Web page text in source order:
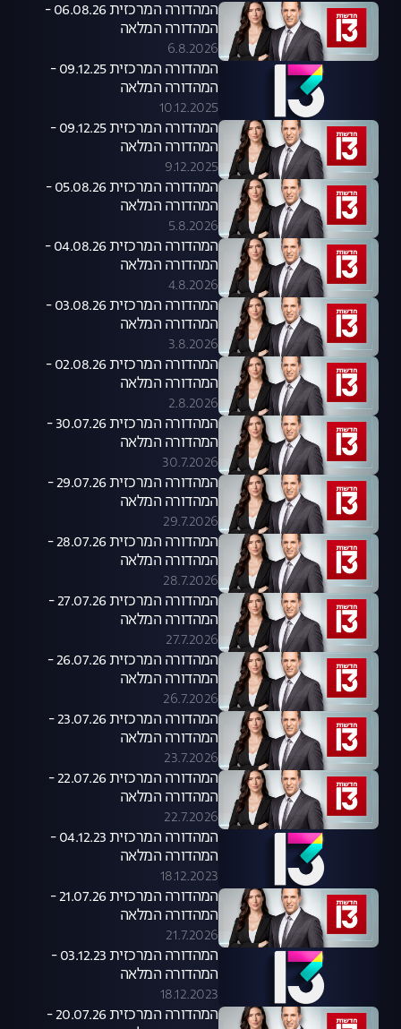
המהדורה המרכזית 06.08.26 -
המהדורה המלאה
6.8.2026
המהדורה המרכזית 09.12.25 -
המהדורה המלאה
10.12.2025
המהדורה המרכזית 09.12.25 -
המהדורה המלאה
9.12.2025
המהדורה המרכזית 05.08.26 -
המהדורה המלאה
5.8.2026
המהדורה המרכזית 04.08.26 -
המהדורה המלאה
4.8.2026
המהדורה המרכזית 03.08.26 -
המהדורה המלאה
3.8.2026
המהדורה המרכזית 02.08.26 -
המהדורה המלאה
2.8.2026
המהדורה המרכזית 30.07.26 -
המהדורה המלאה
30.7.2026
המהדורה המרכזית 29.07.26 -
המהדורה המלאה
29.7.2026
המהדורה המרכזית 28.07.26 -
המהדורה המלאה
28.7.2026
המהדורה המרכזית 27.07.26 -
המהדורה המלאה
27.7.2026
המהדורה המרכזית 26.07.26 -
המהדורה המלאה
26.7.2026
המהדורה המרכזית 23.07.26 -
המהדורה המלאה
23.7.2026
המהדורה המרכזית 22.07.26 -
המהדורה המלאה
22.7.2026
המהדורה המרכזית 04.12.23 -
המהדורה המלאה
18.12.2023
המהדורה המרכזית 21.07.26 -
המהדורה המלאה
21.7.2026
המהדורה המרכזית 03.12.23 -
המהדורה המלאה
18.12.2023
המהדורה המרכזית 20.07.26 -